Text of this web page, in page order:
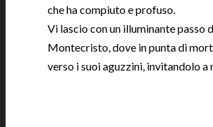
che ha compiuto e profuso.
Vi lascio con un illuminante passo
Montecristo, dove in punta di
verso i suoi aguzzini, invitandolo